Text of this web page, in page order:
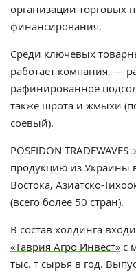
организации торговых
финансирования.
Среди ключевых
работает компания, —
рафинированное
также шрота и жмыхи
соевый).
POSEIDON
продукцию из Украины
Востока, Азиатско-
(всего более 50 стран).
В состав холдинга
«Таврия Агро Инвест» с
тыс. т сырья в год.